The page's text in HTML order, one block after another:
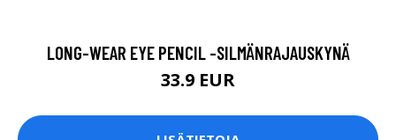
LONG-WEAR EYE PENCIL -SILMÄNRAJAUSKYNÄ
33.9 EUR